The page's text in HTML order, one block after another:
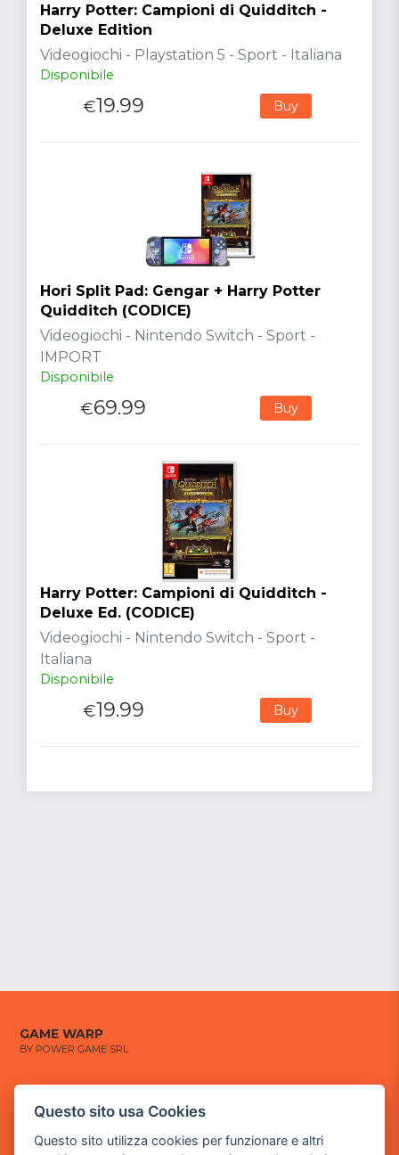
Harry Potter: Campioni di Quidditch -
Deluxe Edition
Videogiochi - Playstation 5 - Sport - Italiana
Disponibile
€19.99 Buy
Hori Split Pad: Gengar + Harry Potter
Quidditch (CODICE)
Videogiochi - Nintendo Switch - Sport -
IMPORT
Disponibile
€69.99 Buy
Harry Potter: Campioni di Quidditch -
Deluxe Ed. (CODICE)
Videogiochi - Nintendo Switch - Sport -
Italiana
Disponibile
€19.99 Buy
GAME WARP
BY POWER GAME SRL
Sede Legale
via Villaggio dei Platani, 3
Questo sito usa Cookies
Questo sito utilizza cookies per funzionare e altri